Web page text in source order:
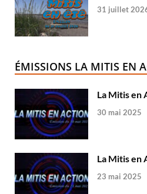
31 juillet
ÉMISSIONS LA MITIS EN
La Mitis en
30 mai 2025
La Mitis en
23 mai 2025